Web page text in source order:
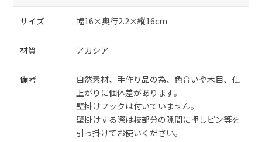
サイズ 幅16×奥行2.2×縦16cm
材質 アカシア
備考
自然素材、手作り品の為、色合いや木目、仕
上がりに個体差があります。
壁掛けフックは付いていません。
壁掛けする際は枝部分の隙間に押しピン等を
引っ掛けてお使いください。